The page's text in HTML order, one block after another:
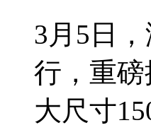
3月5日
行，重
大尺寸